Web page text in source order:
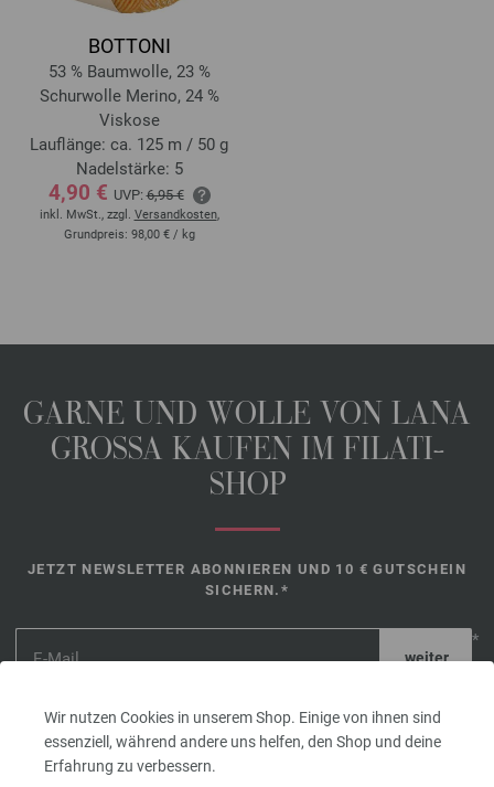
Wir nutzen Cookies in unserem Shop. Einige von ihnen sind
essenziell, während andere uns helfen, den Shop und deine
Erfahrung zu verbessern.
BOTTONI
53 % Baumwolle, 23 %
Schurwolle Merino, 24 %
Viskose
Lauflänge: ca. 125 m / 50 g
Nadelstärke: 5
4,90 € UVP:6,95 €
inkl. MwSt., zzgl. Versandkosten,
Grundpreis: 98,00 € / kg
GARNE UND WOLLE VON LANA
GROSSA KAUFEN IM FILATI-
SHOP
JETZT NEWSLETTER ABONNIEREN UND 10 € GUTSCHEIN
SICHERN.*
*
14 Tage
gültig. Mindestbestellwert nach Retoure 45,- €. Für die
erstmalige Anmeldung. Pro Kunde und Bestellung kann nur ein